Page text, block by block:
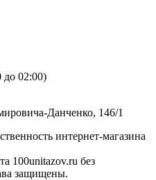
до 02:00)
Данченко, 146/1
интернет-магазина
100unitazov.ru без
защищены.